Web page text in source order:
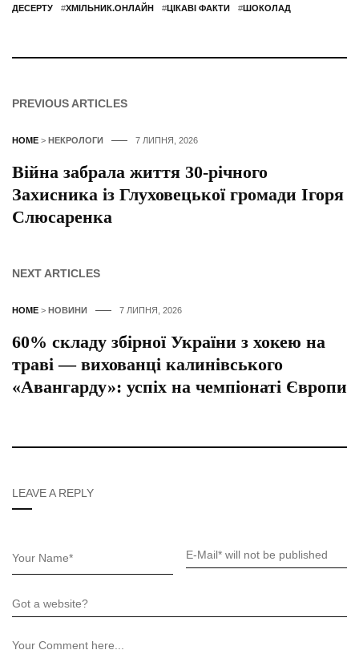
ДЕСЕРТУ
#ХМІЛЬНИК.ОНЛАЙН #ЦІКАВІ ФАКТИ #ШОКОЛАД
PREVIOUS ARTICLES
HOME > НЕКРОЛОГИ 7 ЛИПНЯ, 2026
Війна забрала життя 30-річного
Захисника із Глуховецької громади Ігоря
Слюсаренка
NEXT ARTICLES
HOME > НОВИНИ 7 ЛИПНЯ, 2026
60% складу збірної України з хокею на
траві — вихованці калинівського
«Авангарду»: успіх на чемпіонаті Європи
LEAVE A REPLY